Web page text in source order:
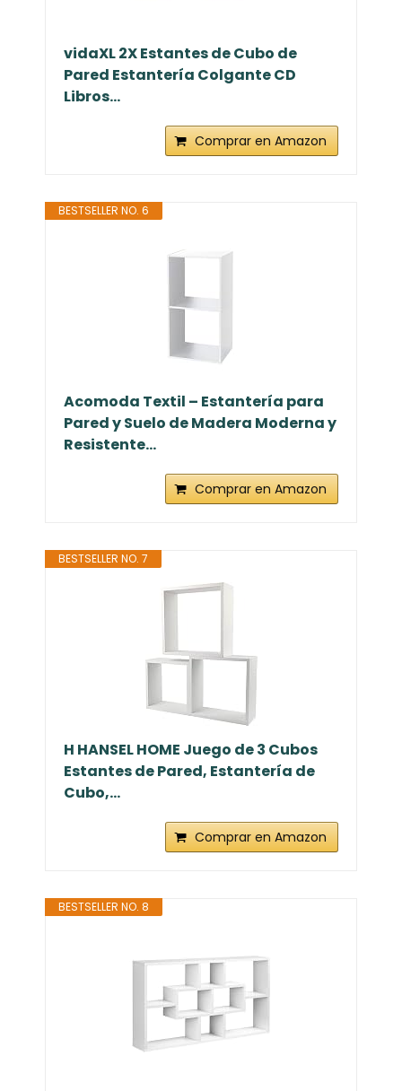
vidaXL 2X Estantes de Cubo de
Pared Estantería Colgante CD
Libros...
Comprar en Amazon
BESTSELLER NO. 6
Acomoda Textil – Estantería para
Pared y Suelo de Madera Moderna y
Resistente...
Comprar en Amazon
BESTSELLER NO. 7
H HANSEL HOME Juego de 3 Cubos
Estantes de Pared, Estantería de
Cubo,...
Comprar en Amazon
BESTSELLER NO. 8